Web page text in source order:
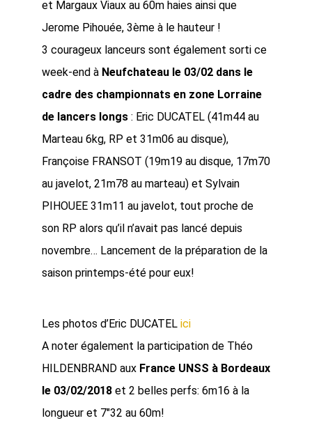
et Margaux Viaux au 60m haies ainsi que
Jerome Pihouée, 3ème à le hauteur !
3 courageux lanceurs sont également sorti ce
week-end à Neufchateau le 03/02 dans le
cadre des championnats en zone Lorraine
de lancers longs : Eric DUCATEL (41m44 au
Marteau 6kg, RP et 31m06 au disque),
Françoise FRANSOT (19m19 au disque, 17m70
au javelot, 21m78 au marteau) et Sylvain
PIHOUEE 31m11 au javelot, tout proche de
son RP alors qu’il n’avait pas lancé depuis
novembre… Lancement de la préparation de la
saison printemps-été pour eux!
Les photos d’Eric DUCATEL ici
A noter également la participation de Théo
HILDENBRAND aux France UNSS à Bordeaux
le 03/02/2018 et 2 belles perfs: 6m16 à la
longueur et 7″32 au 60m!